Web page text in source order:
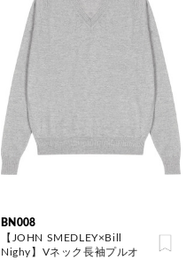
BN008
【JOHN SMEDLEY×Bill
Nighy】Vネック長袖プルオ